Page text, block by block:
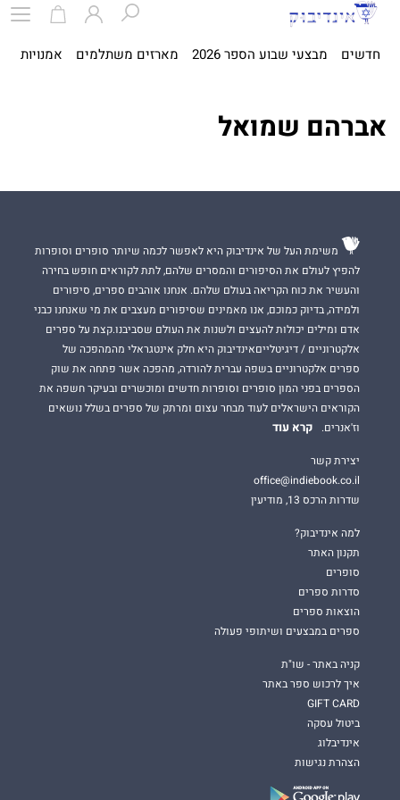
חדשים מבצעי שבוע הספר 2026 מארזים משתלמים אמנויות
אברהם שמואל
משימת העל של אינדיבוק היא לאפשר לכמה שיותר סופרים וסופרות
להפיץ לעולם את הסיפורים והמסרים שלהם, לתת לקוראים חופש בחירה
והעשיר את כוח הקריאה בעולם שלהם. אנחנו אוהבים ספרים, סיפורים
ולמידה, בדיוק כמוכם, אנו מאמינים שסיפורים מעצבים את מי שאנחנו כבני
אדם ומילים יכולות להעצים ולשנות את העולם שסביבנו.קצת על ספרים
אלקטרוניים / דיגיטלייםאינדיבוק היא חלק אינטגראלי מהמהפכה של
ספרים אלקטרוניים בשפה עברית להורדה, מהפכה אשר פתחה את שוק
הספרים בפני המון סופרים וסופרות חדשים ומוכשרים ובעיקר חשפה את
הקוראים הישראלים לעוד מבחר עצום ומרתק של ספרים בשלל נושאים
וז'אנרים.
קרא עוד
יצירת קשר
office@indiebook.co.il
שדרות הרכס 13, מודיעין
למה אינדיבוק?
תקנון האתר
סופרים
סדרות ספרים
הוצאות ספרים
ספרים במבצעים ושיתופי פעולה
קניה באתר - שו"ת
איך לרכוש ספר באתר
GIFT CARD
ביטול עסקה
אינדיבלוג
הצהרת נגישות